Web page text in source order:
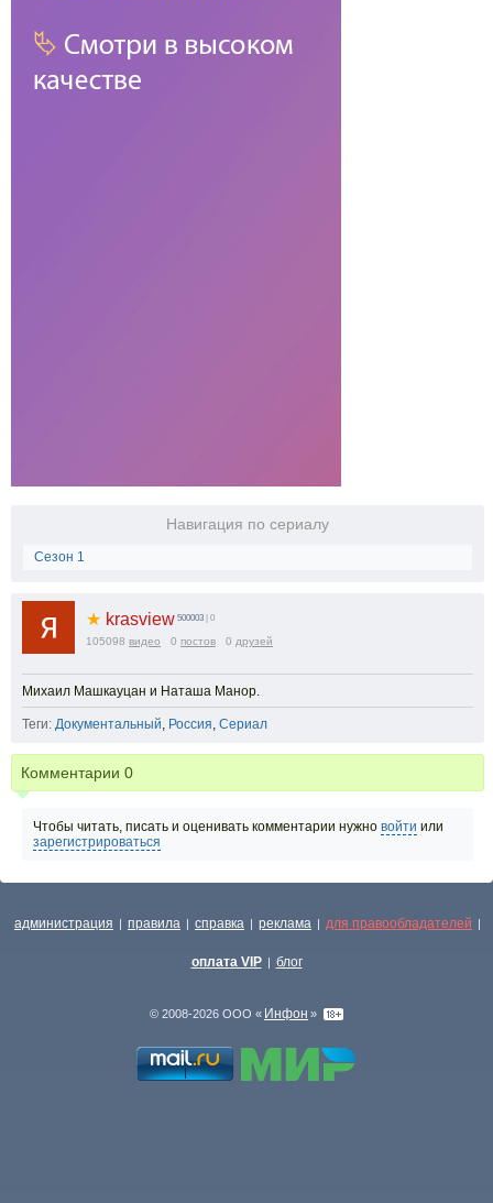
Навигация по сериалу
Сезон 1
★ krasview 500003 | 0
105098 видео 0 постов 0 друзей
Михаил Машкауцан и Наташа Манор.
Теги: Документальный, Россия, Сериал
Комментарии 0
Чтобы читать, писать и оценивать комментарии нужно войти или
зарегистрироваться
администрация | правила | справка | реклама | для правообладателей |
оплата VIP | блог
© 2008-2026 ООО « Инфон »